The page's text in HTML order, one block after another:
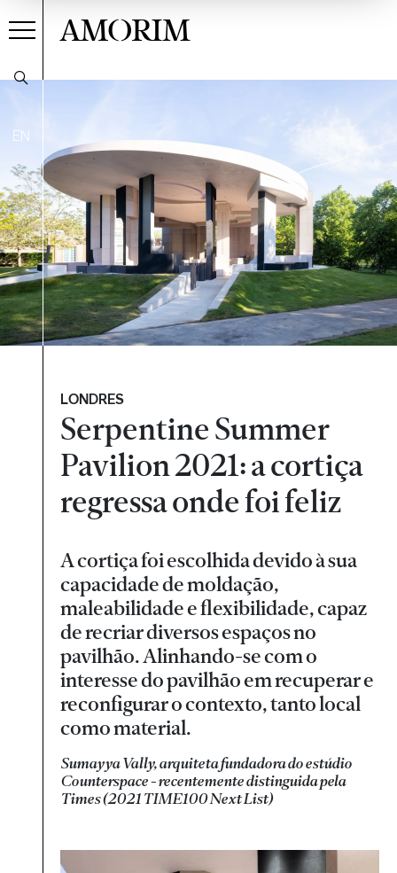
EN
AMORIM
LONDRES
Serpentine Summer
Pavilion 2021: a cortiça
regressa onde foi feliz
A cortiça foi escolhida devido à sua
capacidade de moldação,
maleabilidade e flexibilidade, capaz
de recriar diversos espaços no
pavilhão. Alinhando-se com o
interesse do pavilhão em recuperar e
reconfigurar o contexto, tanto local
como material.
Sumayya Vally, arquiteta fundadora do estúdio
Counterspace - recentemente distinguida pela
Times (2021 TIME100 Next List)